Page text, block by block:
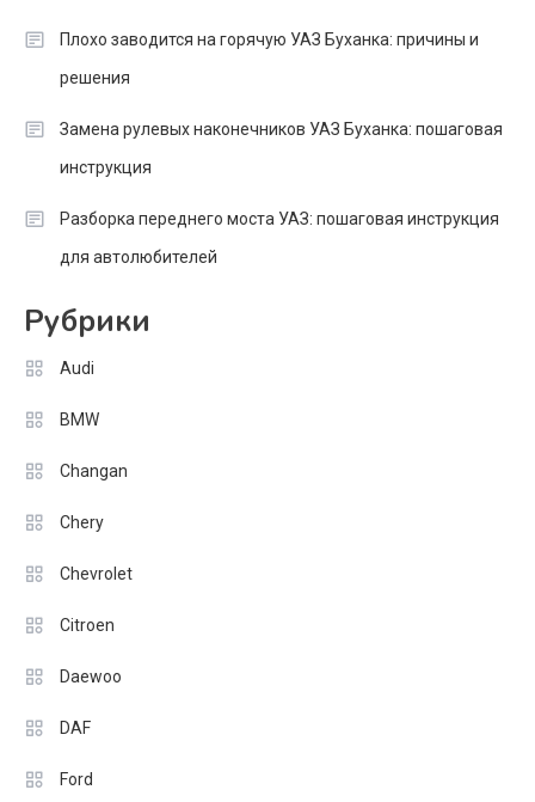
Плохо заводится на горячую УАЗ Буханка: причины и
решения
Замена рулевых наконечников УАЗ Буханка: пошаговая
инструкция
Разборка переднего моста УАЗ: пошаговая инструкция
для автолюбителей
Рубрики
Audi
BMW
Changan
Chery
Chevrolet
Citroen
Daewoo
DAF
Ford